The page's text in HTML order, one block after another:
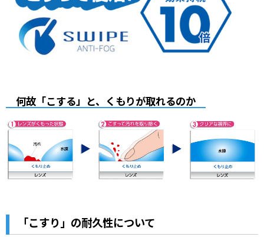
何故「こする」と、くもりが取れるのか
「こすり」の耐久性について